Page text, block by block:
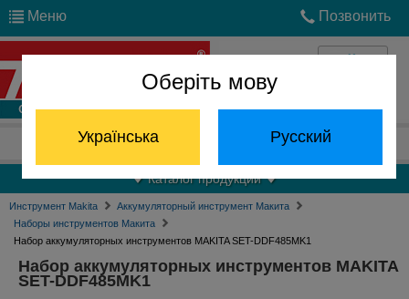
Оберіть мову
Українська Русский
Меню Позвонить
Войти
Отдел запчастей: (068) 824-24-24
Каталог продукции
Инструмент Makita
Аккумуляторный инструмент Макита
Наборы инструментов Макита
Набор аккумуляторных инструментов MAKITA SET-DDF485MK1
Набор аккумуляторных инструментов MAKITA
SET-DDF485MK1